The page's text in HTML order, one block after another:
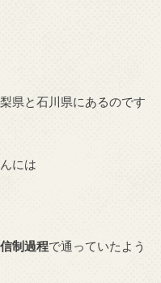
県と石川県にあるのです
には
制過程で通っていたよう